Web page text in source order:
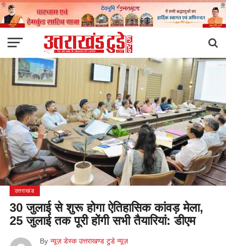
उत्तराखंड
30 जुलाई से शुरू होगा ऐतिहासिक कांवड़ मेला,
25 जुलाई तक पूरी होंगी सभी तैयारियां: डीएम
By न्यूज़ डेस्क उत्तराखण्ड टुडे न्यूज़